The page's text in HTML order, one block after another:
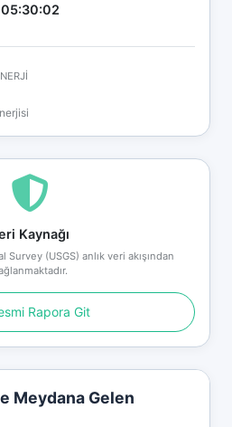
Kaynağı
(USGS) anlık veri akışından
Rapora Git
Meydana Gelen